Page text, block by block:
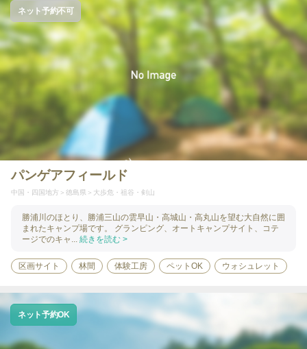
ネット予約不可
パンゲアフィールド
中国・四国地方 徳島県 大歩危・祖谷・剣山
勝浦川のほとり、勝浦三山の雲早山・高城山・高丸山を望む大自然に囲
まれたキャンプ場です。 グランピング、オートキャンプサイト、コテ
ージでのキャ... 続きを読む >
区画サイト 林間 体験工房 ペットOK ウォシュレット
ネット予約OK